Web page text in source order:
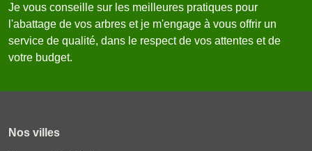
Je vous conseille sur les meilleures pratiques pour
l'abattage de vos arbres et je m'engage à vous offrir un
service de qualité, dans le respect de vos attentes et de
votre budget.
Nos villes